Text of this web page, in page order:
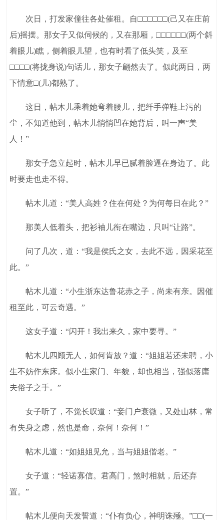
次日，打发家僮往各处催租。自□□□□□□(己又在庄前
后)摇摆。那女子又似伺候的，又在那厢，□□□□□□(两个斜
着眼儿)瞧，侧着眼儿望，也有时看了低头笑，及至
□□□□(将拢身说)句话儿，那女子翩然去了。似此两日，两
下情意□(儿)都熟了。
这日，帖木儿乘着她弯着腰儿，把纤手弹鞋上污的
尘，不知道他到，帖木儿悄悄凹在她背后，叫一声“美
人！”
那女子急立起时，帖木儿早已腻着脸逼在身边了。此
时要走也走不得。
帖木儿道：“美人高姓？住在何处？为何每日在此？”
那美人低着头，把衫袖儿衔在嘴边，只叫“让路”。
问了几次，道：“我是侯氏之女，去此不远，因采花至
此。”
帖木儿道：“小生浙东达鲁花赤之子，尚未有亲。因催
租至此，可云奇遇。”
这女子道：“闪开！我出来久，家中要寻。”
帖木儿四顾无人，如何肯放？道：“姐姐若还未聘，小
生不妨作东床。似小生家门、年貌，却也相当，强似落庸
夫俗子之手。”
女子听了，不觉长叹道：“妾门户衰微，又处山林，常
有失身之虑，然也是命，奈何！奈何！”
帖木儿道：“如姐姐见允，当与姐姐偕老。”
女子道：“轻诺寡信。君高门，煞时相就，后还弃
置。”
帖木儿便向天发誓道：“仆有负心，神明诛殛。”□□(一